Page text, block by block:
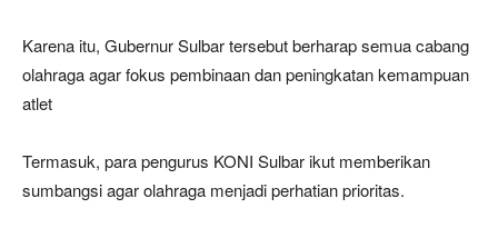
Karena itu, Gubernur Sulbar tersebut berharap semua cabang
olahraga agar fokus pembinaan dan peningkatan kemampuan
atlet
Termasuk, para pengurus KONI Sulbar ikut memberikan
sumbangsi agar olahraga menjadi perhatian prioritas.